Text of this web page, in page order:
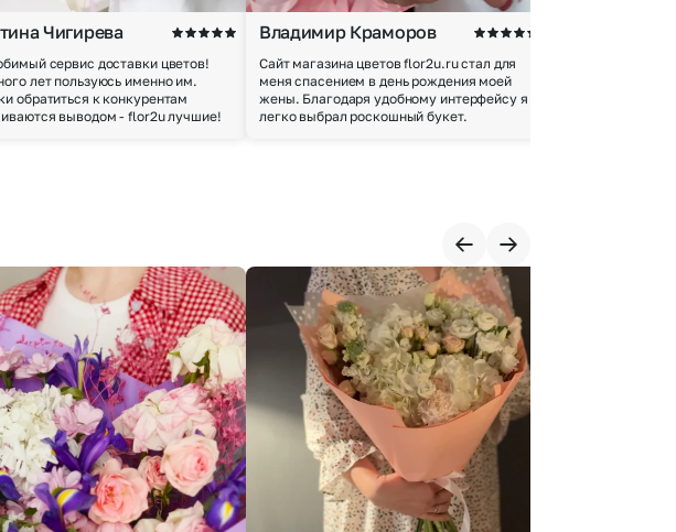
Чигирева
сервис доставки цветов!
лет пользуюсь именно им.
обратиться к конкурентам
выводом - flor2u лучшие!
Владимир Краморов
Сайт магазина цветов flor2u.ru стал для
меня спасением в день рождения моей
жены. Благодаря удобному интерфейсу я
легко выбрал роскошный букет.